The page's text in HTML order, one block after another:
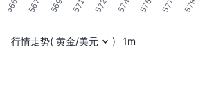
行情走势( 黄金/美元 ) 1m